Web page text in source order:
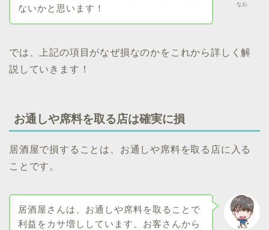
なお
ないかと思います！
では、上記の項目がなぜ損なのかをこれから詳しく解
説していきます！
お通しや席料を取る店は確実に損
居酒屋で損することは、お通しや席料を取る店に入る
ことです。
居酒屋さんは、お通しや席料を取ることで
利益をカサ増ししています。お客さんから